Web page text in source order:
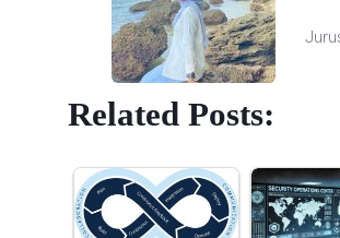
Related Posts: